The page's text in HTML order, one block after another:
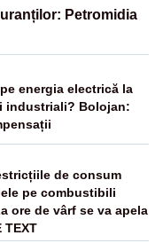
Petromidia
energia electrică la
industriali? Bolojan:
de consum
pe combustibili
ore de vârf se va apela
TEXT